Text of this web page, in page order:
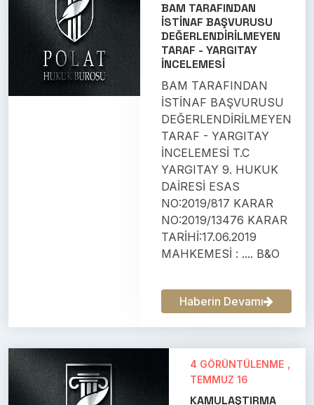
BAM TARAFINDAN
İSTİNAF BAŞVURUSU
DEĞERLENDİRİLMEYEN
TARAF - YARGITAY
İNCELEMESİ
BAM TARAFINDAN
İSTİNAF BAŞVURUSU
DEĞERLENDİRİLMEYEN
TARAF - YARGITAY
İNCELEMESİ T.C
YARGITAY 9. HUKUK
DAİRESİ ESAS
NO:2019/817 KARAR
NO:2019/13476 KARAR
TARİHİ:17.06.2019
MAHKEMESİ : .... B&O
Haberin Devamı
4 GÖRÜNTÜLENME ,
TEMMUZ 16
KAMULAŞTIRMA